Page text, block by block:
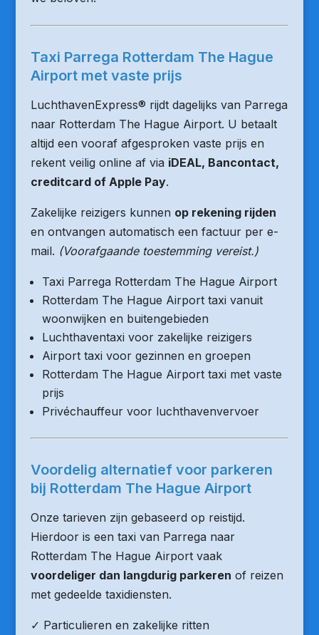
Taxi Parrega Rotterdam The Hague
Airport met vaste prijs
LuchthavenExpress® rijdt dagelijks van Parrega
naar Rotterdam The Hague Airport. U betaalt
altijd een vooraf afgesproken vaste prijs en
rekent veilig online af via iDEAL, Bancontact,
creditcard of Apple Pay.
Zakelijke reizigers kunnen op rekening rijden
en ontvangen automatisch een factuur per e-
mail. (Voorafgaande toestemming vereist.)
Taxi Parrega Rotterdam The Hague Airport
Rotterdam The Hague Airport taxi vanuit
woonwijken en buitengebieden
Luchthaventaxi voor zakelijke reizigers
Airport taxi voor gezinnen en groepen
Rotterdam The Hague Airport taxi met vaste
prijs
Privéchauffeur voor luchthavenvervoer
Voordelig alternatief voor parkeren
bij Rotterdam The Hague Airport
Onze tarieven zijn gebaseerd op reistijd.
Hierdoor is een taxi van Parrega naar
Rotterdam The Hague Airport vaak
voordeliger dan langdurig parkeren of reizen
met gedeelde taxidiensten.
✓ Particulieren en zakelijke ritten